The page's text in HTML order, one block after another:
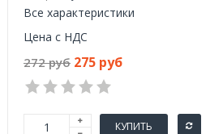
Все характеристики
Цена с НДС
272 руб 275 руб
КУПИТЬ